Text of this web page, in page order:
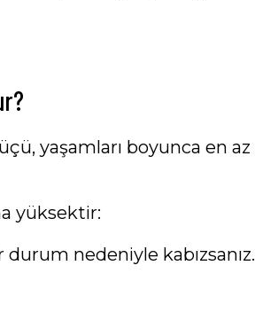
yaşamları boyunca en az
yüksektir:
nedeniyle kabızsanız.